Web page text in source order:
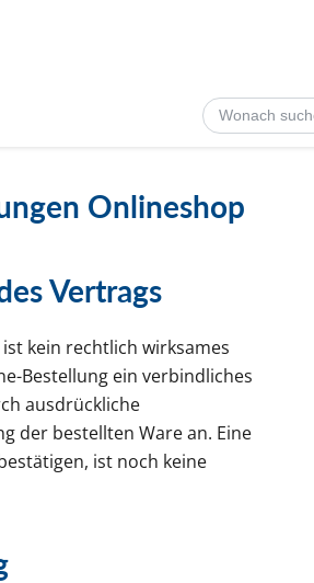
Suchen
Onlineshop
Vertrags
kein rechtlich wirksames
Bestellung ein verbindliches
ausdrückliche
der bestellten Ware an. Eine
ist noch keine